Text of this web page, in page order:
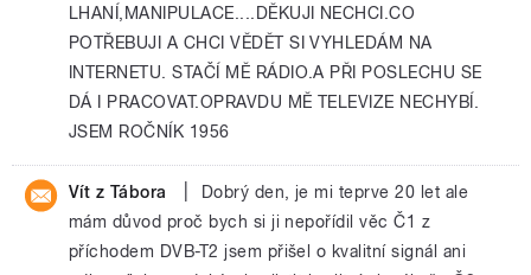
LHANÍ,MANIPULACE....DĚKUJI NECHCI.CO
POTŘEBUJI A CHCI VĚDĚT SI VYHLEDÁM NA
INTERNETU. STAČÍ MĚ RÁDIO.A PŘI POSLECHU SE
DÁ I PRACOVAT.OPRAVDU MĚ TELEVIZE NECHYBÍ.
JSEM ROČNÍK 1956
Vít z Tábora
Dobrý den, je mi teprve 20 let ale
mám důvod proč bych si ji nepořídil věc Č1 z
příchodem DVB-T2 jsem přišel o kvalitní signál ani